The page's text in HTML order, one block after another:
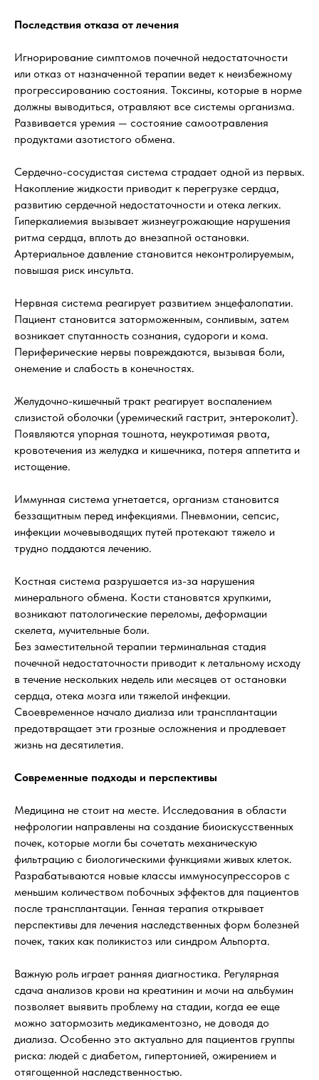
Последствия отказа от лечения
Игнорирование симптомов почечной недостаточности
или отказ от назначенной терапии ведет к неизбежному
прогрессированию состояния. Токсины, которые в норме
должны выводиться, отравляют все системы организма.
Развивается уремия — состояние самоотравления
продуктами азотистого обмена.
Сердечно-сосудистая система страдает одной из первых.
Накопление жидкости приводит к перегрузке сердца,
развитию сердечной недостаточности и отека легких.
Гиперкалиемия вызывает жизнеугрожающие нарушения
ритма сердца, вплоть до внезапной остановки.
Артериальное давление становится неконтролируемым,
повышая риск инсульта.
Нервная система реагирует развитием энцефалопатии.
Пациент становится заторможенным, сонливым, затем
возникает спутанность сознания, судороги и кома.
Периферические нервы повреждаются, вызывая боли,
онемение и слабость в конечностях.
Желудочно-кишечный тракт реагирует воспалением
слизистой оболочки (уремический гастрит, энтероколит).
Появляются упорная тошнота, неукротимая рвота,
кровотечения из желудка и кишечника, потеря аппетита и
истощение.
Иммунная система угнетается, организм становится
беззащитным перед инфекциями. Пневмонии, сепсис,
инфекции мочевыводящих путей протекают тяжело и
трудно поддаются лечению.
Костная система разрушается из-за нарушения
минерального обмена. Кости становятся хрупкими,
возникают патологические переломы, деформации
скелета, мучительные боли.
Без заместительной терапии терминальная стадия
почечной недостаточности приводит к летальному исходу
в течение нескольких недель или месяцев от остановки
сердца, отека мозга или тяжелой инфекции.
Своевременное начало диализа или трансплантации
предотвращает эти грозные осложнения и продлевает
жизнь на десятилетия.
Современные подходы и перспективы
Медицина не стоит на месте. Исследования в области
нефрологии направлены на создание биоискусственных
почек, которые могли бы сочетать механическую
фильтрацию с биологическими функциями живых клеток.
Разрабатываются новые классы иммуносупрессоров с
меньшим количеством побочных эффектов для пациентов
после трансплантации. Генная терапия открывает
перспективы для лечения наследственных форм болезней
почек, таких как поликистоз или синдром Альпорта.
Важную роль играет ранняя диагностика. Регулярная
сдача анализов крови на креатинин и мочи на альбумин
позволяет выявить проблему на стадии, когда ее еще
можно затормозить медикаментозно, не доводя до
диализа. Особенно это актуально для пациентов группы
риска: людей с диабетом, гипертонией, ожирением и
отягощенной наследственностью.